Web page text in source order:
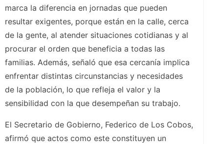
marca la diferencia en jornadas que pueden
resultar exigentes, porque están en la calle, cerca
de la gente, al atender situaciones cotidianas y al
procurar el orden que beneficia a todas las
familias. Además, señaló que esa cercanía implica
enfrentar distintas circunstancias y necesidades
de la población, lo que refleja el valor y la
sensibilidad con la que desempeñan su trabajo.
El Secretario de Gobierno, Federico de Los Cobos,
afirmó que actos como este constituyen un